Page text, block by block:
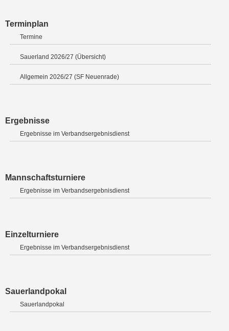
Terminplan
Termine
Sauerland 2026/27 (Übersicht)
Allgemein 2026/27 (SF Neuenrade)
Ergebnisse
Ergebnisse im Verbandsergebnisdienst
Mannschaftsturniere
Ergebnisse im Verbandsergebnisdienst
Einzelturniere
Ergebnisse im Verbandsergebnisdienst
Sauerlandpokal
Sauerlandpokal